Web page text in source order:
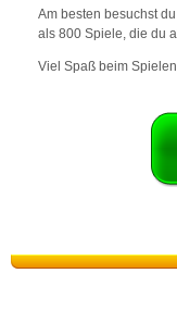
Am besten besuchst
als 800 Spiele, die du
Viel Spaß beim